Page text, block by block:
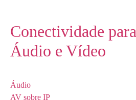
Conectividade para
Áudio e Vídeo
Áudio
AV sobre IP